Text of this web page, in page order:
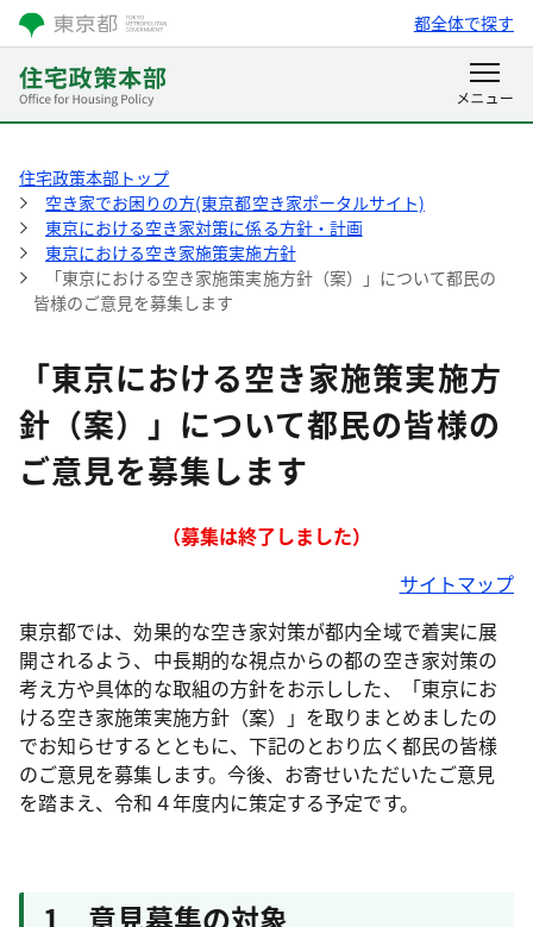
都全体で探す
住宅政策本部トップ
空き家でお困りの方(東京都空き家ポータルサイト)
東京における空き家対策に係る方針・計画
東京における空き家施策実施方針
「東京における空き家施策実施方針（案）」について都民の
皆様のご意見を募集します
「東京における空き家施策実施方
針（案）」について都民の皆様の
ご意見を募集します
（募集は終了しました）
サイトマップ
東京都では、効果的な空き家対策が都内全域で着実に展
開されるよう、中長期的な視点からの都の空き家対策の
考え方や具体的な取組の方針をお示しした、「東京にお
ける空き家施策実施方針（案）」を取りまとめましたの
でお知らせするとともに、下記のとおり広く都民の皆様
のご意見を募集します。今後、お寄せいただいたご意見
を踏まえ、令和４年度内に策定する予定です。
1 意見募集の対象